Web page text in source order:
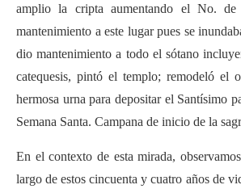
amplio la cripta aumentando el No. de
mantenimiento a este lugar pues se
dio mantenimiento a todo el sótano
catequesis, pintó el templo; remodeló el
hermosa urna para depositar el Santísimo
Semana Santa. Campana de inicio de la
En el contexto de esta mirada,
largo de estos cincuenta y cuatro años de